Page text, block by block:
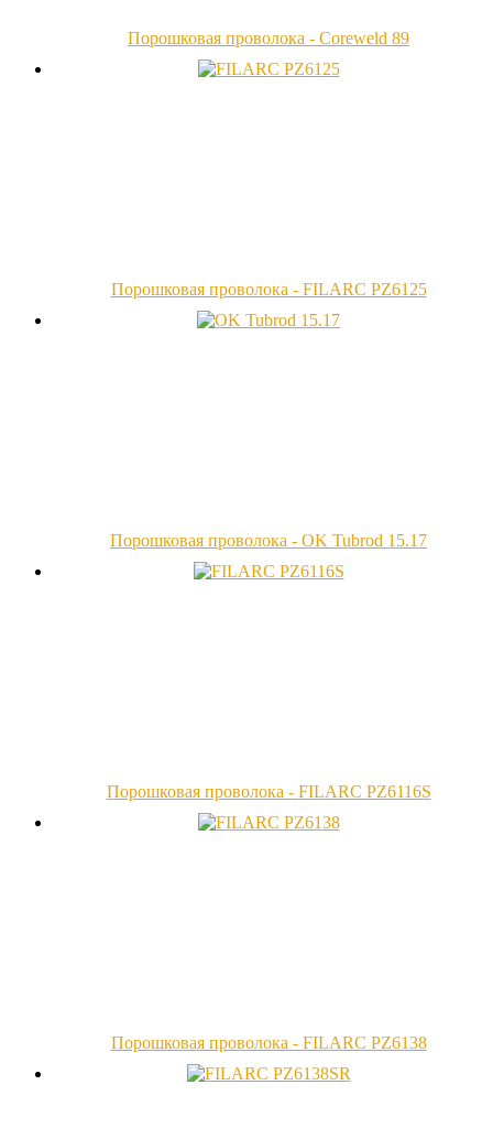
Порошковая проволока - Coreweld 89
Порошковая проволока - FILARC PZ6125
Порошковая проволока - OK Tubrod 15.17
Порошковая проволока - FILARC PZ6116S
Порошковая проволока - FILARC PZ6138